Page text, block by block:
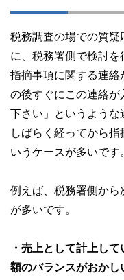
税務調査の場での質
に、税務署側で検討
指摘事項に関する連
の後すぐにこの連絡
下さい」というような
しばらく経ってから
いうケースが多いです
例えば、税務署側から
が多いです。
・売上として計上し
額のバランスがおか